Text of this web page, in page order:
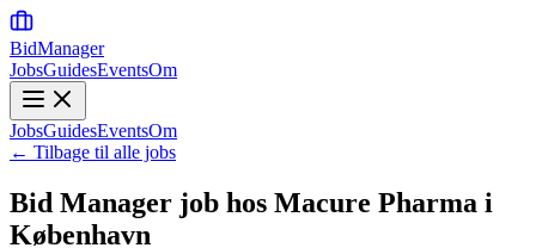
BidManager
JobsGuidesEventsOm
JobsGuidesEventsOm
← Tilbage til alle jobs
Bid Manager job hos Macure Pharma i
København